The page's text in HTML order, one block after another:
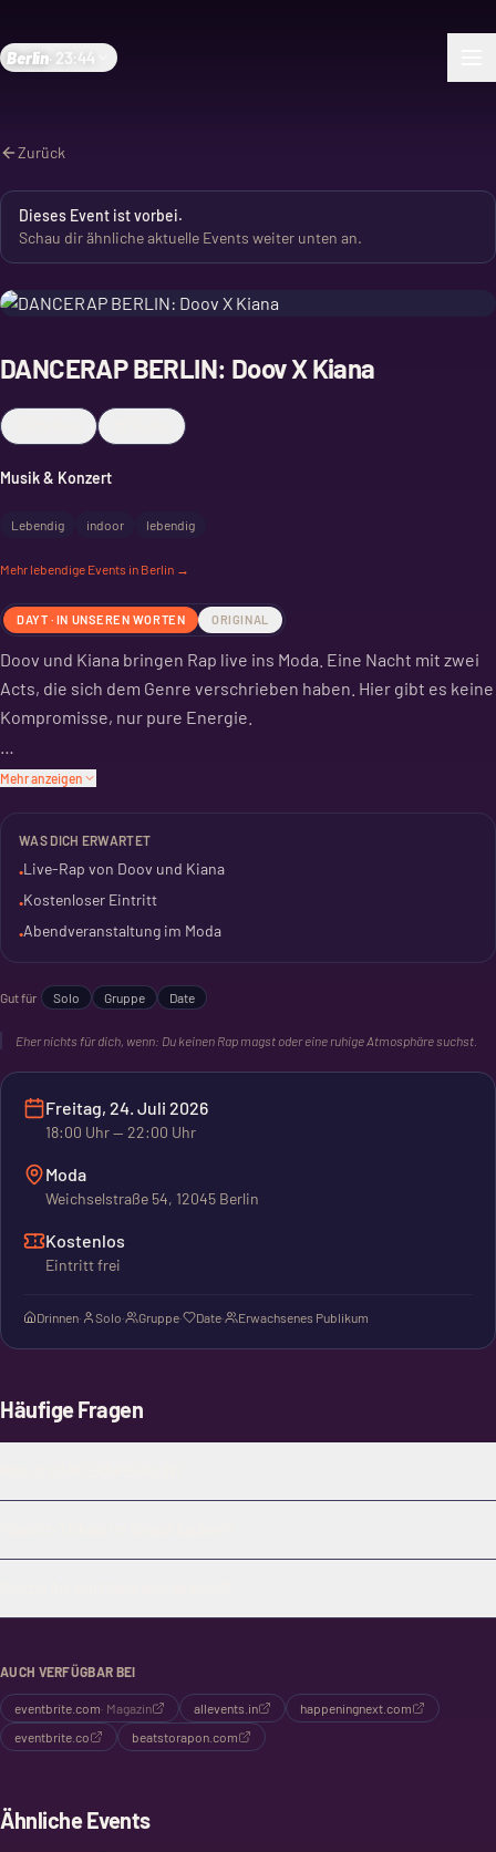
Berlin 23:44
Zurück
Dieses Event ist vorbei.
Schau dir ähnliche aktuelle Events weiter unten an.
DANCERAP BERLIN: Doov X Kiana
Musik & Konzert
Lebendig indoor lebendig
Mehr lebendige Events in Berlin →
DAYT · IN UNSEREN WORTEN ORIGINAL
Doov und Kiana bringen Rap live ins Moda. Eine Nacht mit zwei
Acts, die sich dem Genre verschrieben haben. Hier gibt es keine
Kompromisse, nur pure Energie.
Das Moda in Berlin öffnet seine Türen für einen Abend voller
passenden Sound. Es ist eine Gelegenheit, neue Musik zu
entdecken oder bekannte Künstler live zu erleben.
bis in die späten Stunden. Eine gute Option, um ins
Mehr anzeigen
WAS DICH ERWARTET
•Live-Rap von Doov und Kiana
•Kostenloser Eintritt
•Abendveranstaltung im Moda
Gut für Solo Gruppe Date
Eher nichts für dich, wenn: Du keinen Rap magst oder eine ruhige Atmosphäre suchst.
Freitag, 24. Juli 2026
18:00 Uhr— 22:00 Uhr
Moda
Weichselstraße 54, 12045 Berlin
Kostenlos
Eintritt frei
Drinnen· Solo· Gruppe· Date· Erwachsenes Publikum
Häufige Fragen
AUCH VERFÜGBAR BEI
eventbrite.com· Magazin allevents.in
happeningnext.com
eventbrite.co
beatstorapon.com
Ähnliche Events